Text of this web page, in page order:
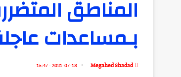
المناطق
بـمساعدات
Megahed Shadad
2021-07-18 - 15:47